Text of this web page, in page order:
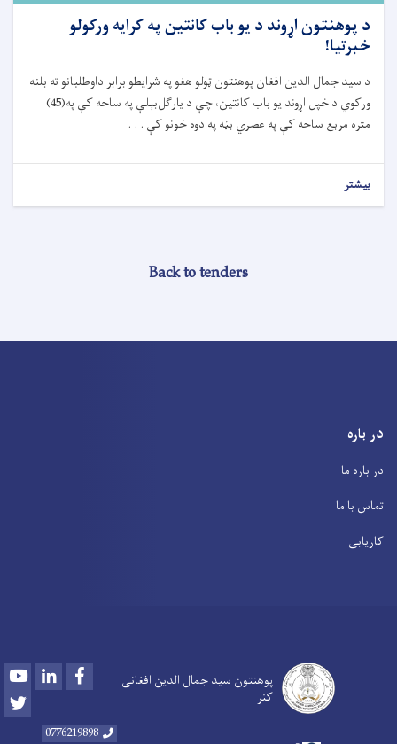
د پوهنتون اړوند د یو باب کانتین په کرايه ورکولو
خبرتيا!
د سید جمال الدین افغان پوهنتون ټولو هغو په شرایطو برابر داوطلبانو ته بلنه
ورکوي د خپل اړوند یو باب کانتین، چې د یارگل‌بېلې په ساحه کې په(45)
متره مربع ساحه کې په عصري بڼه په دوه خونو کې . . .
بیشتر
Back to tenders
در باره
در باره ما
تماس با ما
کاریابی
پوهنتون سید جمال الدین افغانی
کنر
YoutubeLinkedInFacebook
0776219898